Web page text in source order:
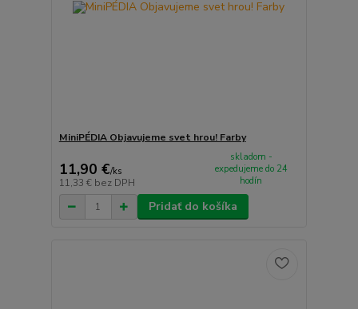
MiniPÉDIA Objavujeme svet hrou! Farby
11,90 €/ks
11,33 € bez DPH
skladom -
expedujeme do 24
hodín
Pridať do košíka